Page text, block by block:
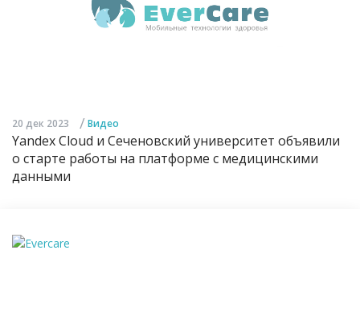
20 дек 2023 / Видео
Yandex Cloud и Сеченовский университет объявили
о старте работы на платформе с медицинскими
данными